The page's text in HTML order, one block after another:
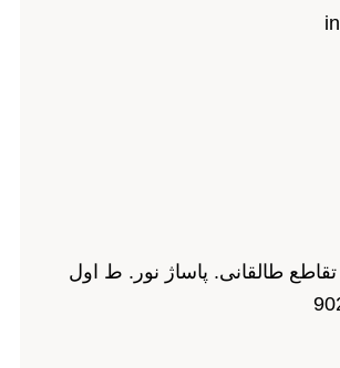
طالقانی. پاساژ نور. ط اول